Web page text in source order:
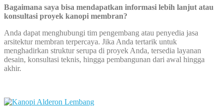
Bagaimana saya bisa mendapatkan informasi lebih lanjut atau
konsultasi proyek kanopi membran?
Anda dapat menghubungi tim pengembang atau penyedia jasa
arsitektur membran terpercaya. Jika Anda tertarik untuk
menghadirkan struktur serupa di proyek Anda, tersedia layanan
desain, konsultasi teknis, hingga pembangunan dari awal hingga
akhir.